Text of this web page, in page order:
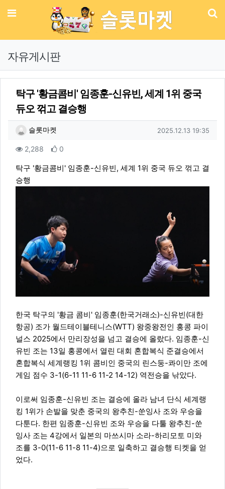
메뉴
자유게시판
탁구 '황금콤비' 임종훈-신유빈, 세계 1위 중국
듀오 꺾고 결승행
작성자 정보
슬롯마켓 작성일
2025.12.13 19:35
컨텐츠 정보
2,288 조회 0
본문
탁구 '황금콤비' 임종훈-신유빈, 세계 1위 중국 듀오 꺾고 결
승행
한국 탁구의 '황금 콤비' 임종훈(한국거래소)-신유빈(대한
항공) 조가 월드테이블테니스(WTT) 왕중왕전인 홍콩 파이
널스 2025에서 만리장성을 넘고 결승에 올랐다. 임종훈-신
유빈 조는 13일 홍콩에서 열린 대회 혼합복식 준결승에서
혼합복식 세계랭킹 1위 콤비인 중국의 린스둥-콰이만 조에
게임 점수 3-1(6-11 11-6 11-2 14-12) 역전승을 낚았다.
이로써 임종훈-신유빈 조는 결승에 올라 남녀 단식 세계랭
킹 1위가 손발을 맞춘 중국의 왕추친-쑨잉사 조와 우승을
다툰다. 한편 임종훈-신유빈 조와 우승을 다툴 왕추친-쑨
잉사 조는 4강에서 일본의 마쓰시마 소라-하리모토 미와
조를 3-0(11-6 11-8 11-4)으로 일축하고 결승행 티켓을 얻
었다.